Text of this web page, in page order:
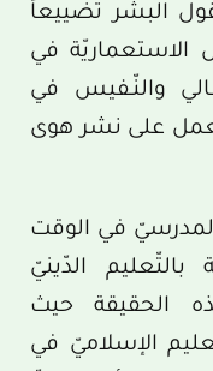
البشر تضييعاً
الاستعماريّة في
والنّـفيس في
على نشر هوى
في الوقت
الدّينيّ
الحقيقة حيث
الإسلاميّ في